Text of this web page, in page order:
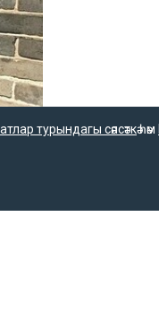
турындагы сәясәткәһәм